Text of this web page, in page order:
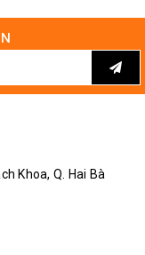
SPI
Khoa, Q. Hai Bà